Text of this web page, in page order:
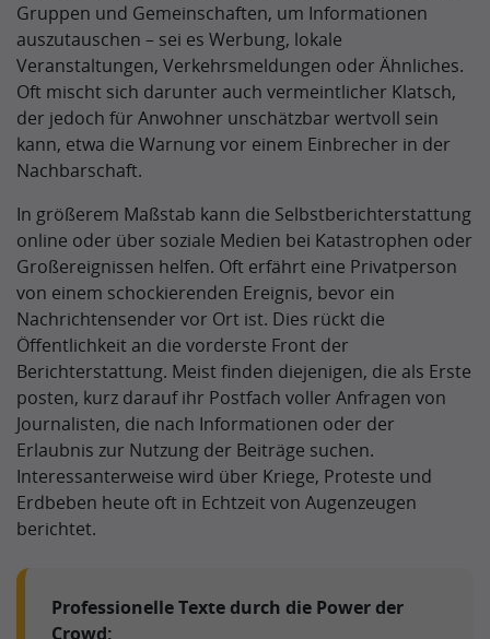
Gruppen und Gemeinschaften, um Informationen
auszutauschen – sei es Werbung, lokale
Veranstaltungen, Verkehrsmeldungen oder Ähnliches.
Oft mischt sich darunter auch vermeintlicher Klatsch,
der jedoch für Anwohner unschätzbar wertvoll sein
kann, etwa die Warnung vor einem Einbrecher in der
Nachbarschaft.
In größerem Maßstab kann die Selbstberichterstattung
online oder über soziale Medien bei Katastrophen oder
Großereignissen helfen. Oft erfährt eine Privatperson
von einem schockierenden Ereignis, bevor ein
Nachrichtensender vor Ort ist. Dies rückt die
Öffentlichkeit an die vorderste Front der
Berichterstattung. Meist finden diejenigen, die als Erste
posten, kurz darauf ihr Postfach voller Anfragen von
Journalisten, die nach Informationen oder der
Erlaubnis zur Nutzung der Beiträge suchen.
Interessanterweise wird über Kriege, Proteste und
Erdbeben heute oft in Echtzeit von Augenzeugen
berichtet.
Professionelle Texte durch die Power der
Crowd: